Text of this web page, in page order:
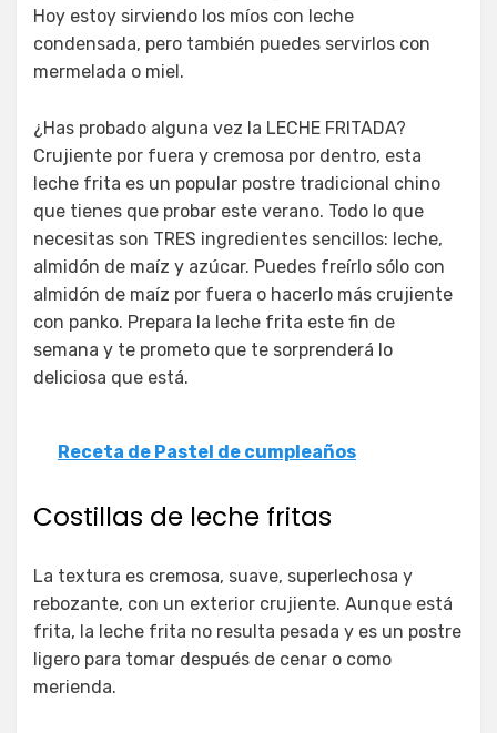
Hoy estoy sirviendo los míos con leche
condensada, pero también puedes servirlos con
mermelada o miel.
¿Has probado alguna vez la LECHE FRITADA?
Crujiente por fuera y cremosa por dentro, esta
leche frita es un popular postre tradicional chino
que tienes que probar este verano. Todo lo que
necesitas son TRES ingredientes sencillos: leche,
almidón de maíz y azúcar. Puedes freírlo sólo con
almidón de maíz por fuera o hacerlo más crujiente
con panko. Prepara la leche frita este fin de
semana y te prometo que te sorprenderá lo
deliciosa que está.
Receta de Pastel de cumpleaños
Costillas de leche fritas
La textura es cremosa, suave, superlechosa y
rebozante, con un exterior crujiente. Aunque está
frita, la leche frita no resulta pesada y es un postre
ligero para tomar después de cenar o como
merienda.